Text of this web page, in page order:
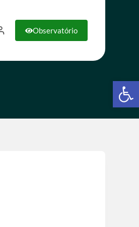
Observatório
Barra de Ferramentas Aberta